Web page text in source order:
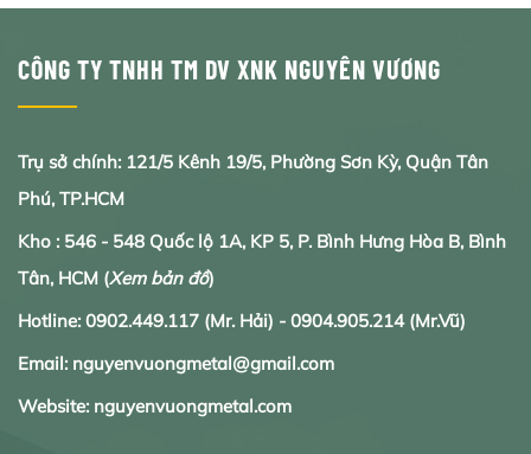
CÔNG TY TNHH TM DV XNK NGUYÊN VƯƠNG
Trụ sở chính: 121/5 Kênh 19/5, Phường Sơn Kỳ, Quận Tân
Phú, TP.HCM
Kho : 546 - 548 Quốc lộ 1A, KP 5, P. Bình Hưng Hòa B, Bình
Tân, HCM (Xem bản đồ)
Hotline: 0902.449.117 (Mr. Hải) - 0904.905.214(Mr.Vũ)
Email: nguyenvuongmetal@gmail.com
Website: nguyenvuongmetal.com